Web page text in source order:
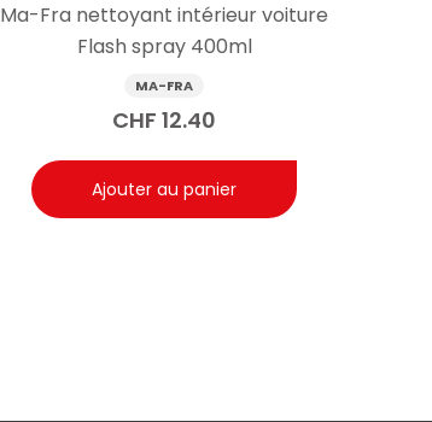
Ma-Fra nettoyant intérieur voiture
Flash spray 400ml
MA-FRA
CHF 12.40
Ajouter au panier